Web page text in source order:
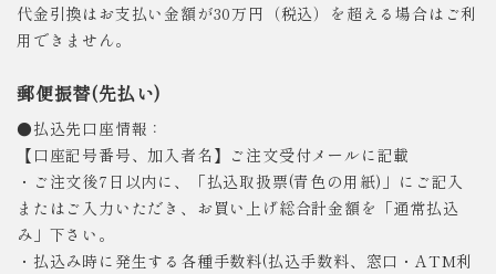
代金引換はお支払い金額が30万円（税込）を超える場合はご利
用できません。
郵便振替(先払い)
●払込先口座情報：
【口座記号番号、加入者名】ご注文受付メールに記載
・ご注文後7日以内に、「払込取扱票(青色の用紙)」にご記入
またはご入力いただき、お買い上げ総合計金額を「通常払込
み」下さい。
・払込み時に発生する各種手数料(払込手数料、窓口・ATM利